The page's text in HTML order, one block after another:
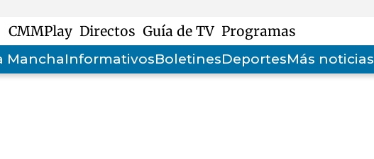
CMMPlay Directos Guía de TV Programas
ManchaInformativosBoletinesDeportesMás noticias